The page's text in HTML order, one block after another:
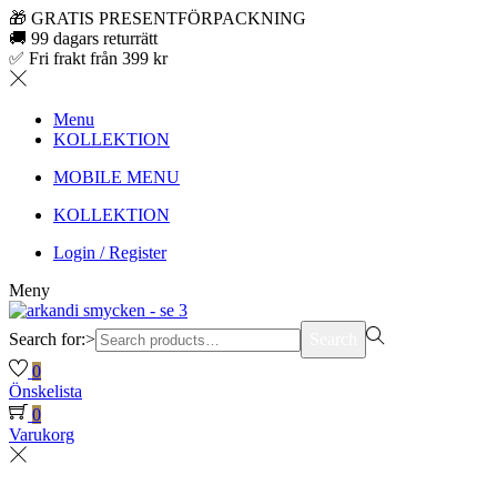
🎁 GRATIS PRESENTFÖRPACKNING
🚚 99 dagars returrätt
✅ Fri frakt från 399 kr
Menu
KOLLEKTION
MOBILE MENU
KOLLEKTION
Login / Register
Meny
Search for:>
0
Önskelista
0
Varukorg